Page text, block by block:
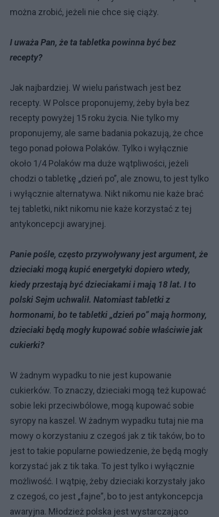
można zrobić, jeżeli nie chce się ciąży.
I uważa Pan, że ta tabletka powinna być bez
recepty?
Jak najbardziej. W wielu państwach jest bez
recepty. W Polsce proponujemy, żeby była bez
recepty powyżej 15 roku życia. Nie tylko my
proponujemy, ale same badania pokazują, że chce
tego ponad połowa Polaków. Tylko i wyłącznie
około 1/4 Polaków ma duże wątpliwości, jeżeli
chodzi o tabletkę „dzień po”, ale znowu, to jest tylko
i wyłącznie alternatywa. Nikt nikomu nie każe brać
tej tabletki, nikt nikomu nie każe korzystać z tej
antykoncepcji awaryjnej.
Panie pośle, często przywoływany jest argument, że
dzieciaki mogą kupić energetyki dopiero wtedy,
kiedy przestają być dzieciakami i mają 18 lat. I to
polski Sejm uchwalił. Natomiast tabletki z
hormonami, bo te tabletki „dzień po” mają hormony,
dzieciaki będą mogły kupować sobie właściwie jak
cukierki?
W żadnym wypadku to nie jest kupowanie
cukierków. To znaczy, dzieciaki mogą też kupować
sobie leki przeciwbólowe, mogą kupować sobie
syropy na kaszel. W żadnym wypadku tutaj nie ma
mowy o korzystaniu z czegoś jak z tik taków, bo to
jest to takie popularne powiedzenie, że będą mogły
korzystać jak z tik taka. To jest tylko i wyłącznie
możliwość. I wątpię, żeby dzieciaki korzystały jako
z czegoś, co jest „fajne”, bo to jest antykoncepcja
awaryjna. Młodzież polska jest wystarczająco